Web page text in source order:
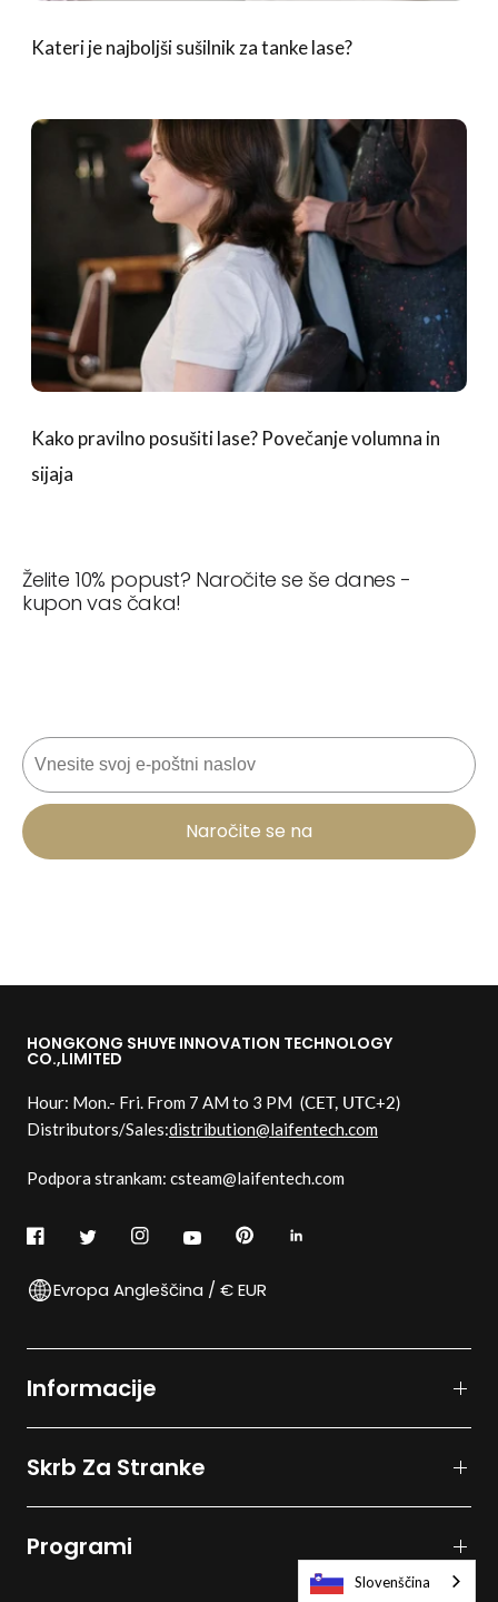
Kateri je najboljši sušilnik za tanke lase?
Kako pravilno posušiti lase? Povečanje volumna in
sijaja
Želite 10% popust? Naročite se še danes -
kupon vas čaka!
E-pošta
Naročite se na
HONGKONG SHUYE INNOVATION TECHNOLOGY
CO.,LIMITED
Hour: Mon.- Fri. From 7 AM to 3 PM (CET, UTC+2)
Distributors/Sales:distribution@laifentech.com
Podpora strankam: csteam@laifentech.com
Evropa Angleščina / € EUR
Informacije
Skrb Za Stranke
Programi
Slovenščina